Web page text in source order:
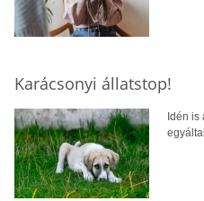
Karácsonyi állatstop!
Idén